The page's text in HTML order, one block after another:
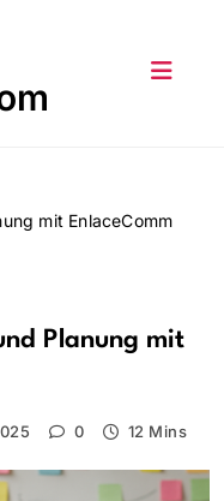
mit EnlaceComm
Planung mit
0 12 Mins